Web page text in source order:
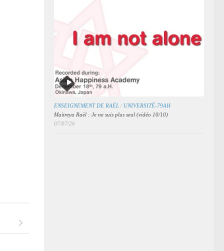
ENSEIGNEMENT DE RAËL / UNIVERSITÉ-79AH
Maitreya Raël : Je ne suis plus seul (vidéo 10/10)
07/07/26